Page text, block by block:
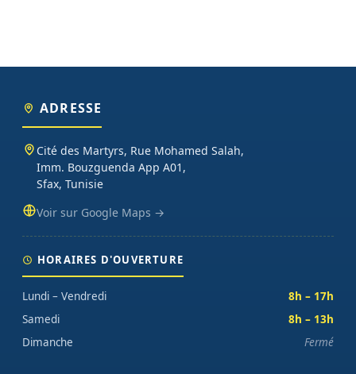
ADRESSE
Cité des Martyrs, Rue Mohamed Salah,
Imm. Bouzguenda App A01,
Sfax, Tunisie
Voir sur Google Maps →
HORAIRES D'OUVERTURE
Lundi – Vendredi
8h – 17h
Samedi
8h – 13h
Dimanche
Fermé